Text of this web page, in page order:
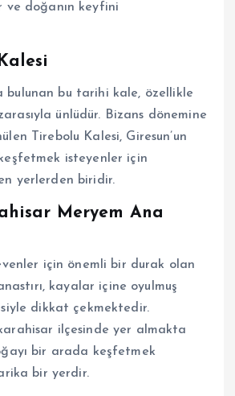
ve doğanın keyfini
bulunan bu tarihi kale, özellikle
ünlüdür. Bizans dönemine
Tirebolu Kalesi, Giresun’un
isteyenler için
yerlerden biridir.
Meryem Ana
için önemli bir durak olan
kayalar içine oyulmuş
dikkat çekmektedir.
ilçesinde yer almakta
bir arada keşfetmek
bir yerdir.